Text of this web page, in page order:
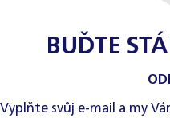
BUĎTE
Vyplňte svůj e-mail a my